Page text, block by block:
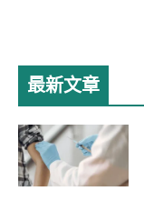
最新文章